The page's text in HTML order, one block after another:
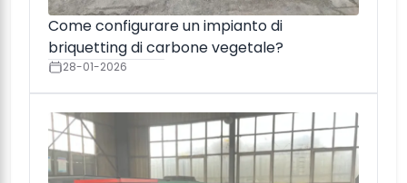
Come configurare un impianto di
briquetting di carbone vegetale?
28-01-2026